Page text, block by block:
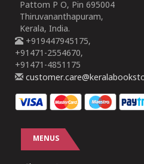
Pattom P O, Pin 695004
Thiruvananthapuram,
Kerala, India.
+919447945175,
+91471-2554670,
+91471-4851175
MENUS